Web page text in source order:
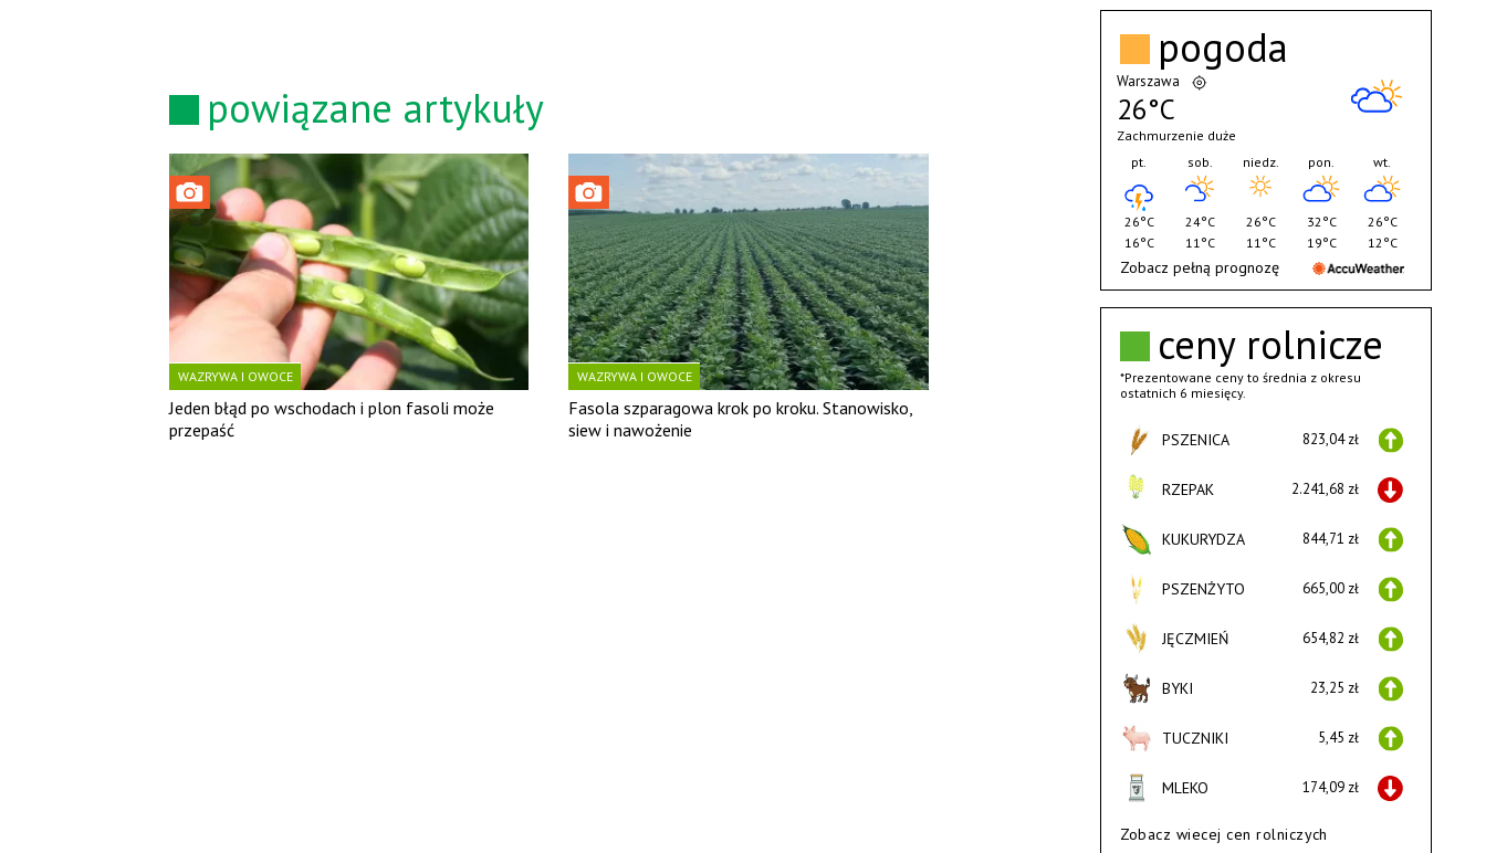
powiązane artykuły
WAZRYWA I OWOCE
Jeden błąd po wschodach i plon fasoli może
przepaść
WAZRYWA I OWOCE
Fasola szparagowa krok po kroku. Stanowisko,
siew i nawożenie
ceny rolnicze
*Prezentowane ceny to średnia z okresu
ostatnich 6 miesięcy.
PSZENICA 823,04 zł
RZEPAK 2.241,68 zł
KUKURYDZA 844,71 zł
PSZENŻYTO 665,00 zł
JĘCZMIEŃ 654,82 zł
BYKI 23,25 zł
TUCZNIKI 5,45 zł
MLEKO 174,09 zł
Zobacz wiecej cen rolniczych
pogoda
Warszawa
26°C
Zachmurzenie duże
pt.
26°C
16°C
sob.
24°C
11°C
niedz.
26°C
11°C
pon.
32°C
19°C
wt.
26°C
12°C
Zobacz pełną prognozę